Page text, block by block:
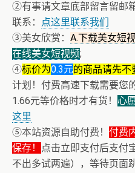
②有事请文章底部留言留邮
联系：
点这里联系我们
③美女欣赏： A.下载美女短
在线美女短视频;
④标价为0.3元的商品请先不
计划！付费高速下载需要您
1.66元等价格时才有货！ 心
这里
⑤本站资源自助付费！ 付费
保存！
点击立即支付后支付
不出多试两遍），等待页面